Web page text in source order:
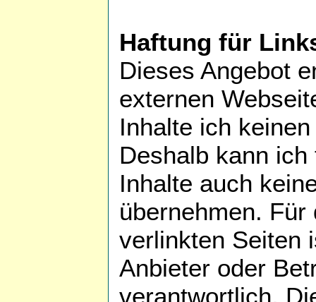
Haftung für
Dieses Angebot
externen
Inhalte ich
Deshalb kann
Inhalte auch
übernehmen.
verlinkten Seiten
Anbieter oder
verantwortlich.